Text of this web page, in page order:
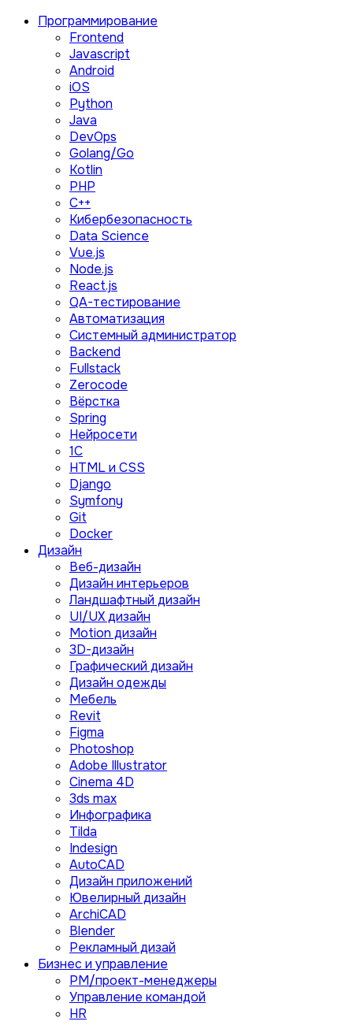
Программирование
Frontend
Javascript
Android
iOS
Python
Java
DevOps
Golang/Go
Kotlin
PHP
C++
Кибербезопасность
Data Science
Vue.js
Node.js
React.js
QA-тестирование
Автоматизация
Системный администратор
Backend
Fullstack
Zerocode
Вёрстка
Spring
Нейросети
1C
HTML и CSS
Django
Symfony
Git
Docker
Дизайн
Веб-дизайн
Дизайн интерьеров
Ландшафтный дизайн
UI/UX дизайн
Motion дизайн
3D-дизайн
Графический дизайн
Дизайн одежды
Мебель
Revit
Figma
Photoshop
Adobe Illustrator
Сinema 4D
3ds max
Инфографика
Tilda
Indesign
AutoCAD
Дизайн приложений
Ювелирный дизайн
ArchiCAD
Blender
Рекламный дизай
Бизнес и управление
PM/проект-менеджеры
Управление командой
HR